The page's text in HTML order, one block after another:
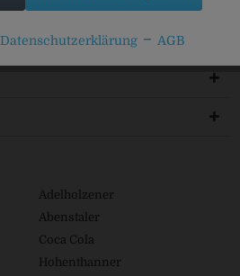
Adelholzener
Abenstaler
Coca Cola
Hohenthanner
Datenschutzerklärung AGB